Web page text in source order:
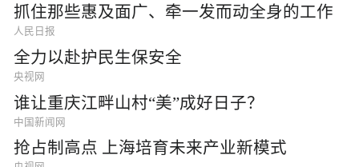
抓住那些惠及面广、牵一发而动全身的工作
人民日报
全力以赴护民生保安全
央视网
谁让重庆江畔山村“美”成好日子？
中国新闻网
抢占制高点 上海培育未来产业新模式